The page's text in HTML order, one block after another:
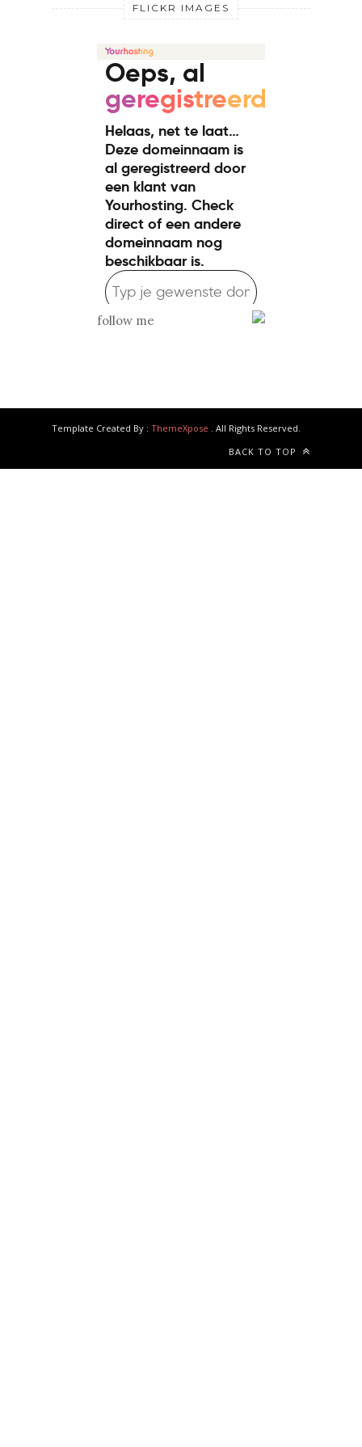
FLICKR IMAGES
follow me
Template Created By : ThemeXpose
. All Rights Reserved.
BACK TO TOP